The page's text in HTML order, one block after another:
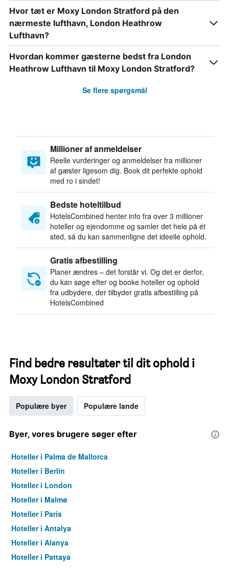
Hvor tæt er Moxy London Stratford på den
nærmeste lufthavn, London Heathrow
Lufthavn?
Hvordan kommer gæsterne bedst fra London
Heathrow Lufthavn til Moxy London Stratford?
Se flere spørgsmål
Millioner af anmeldelser
Reelle vurderinger og anmeldelser fra millioner
af gæster ligesom dig. Book dit perfekte ophold
med ro i sindet!
Bedste hoteltilbud
HotelsCombined henter info fra over 3 millioner
hoteller og ejendomme og samler det hele på ét
sted, så du kan sammenligne det ideelle ophold.
Gratis afbestilling
Planer ændres – det forstår vi. Og det er derfor,
du kan søge efter og booke hoteller og ophold
fra udbydere, der tilbyder gratis afbestilling på
HotelsCombined
Find bedre resultater til dit ophold i
Moxy London Stratford
Populære byer Populære lande
Byer, vores brugere søger efter
Hoteller i Palma de Mallorca
Hoteller i Berlin
Hoteller i London
Hoteller i Malmø
Hoteller i Paris
Hoteller i Antalya
Hoteller i Alanya
Hoteller i Pattaya